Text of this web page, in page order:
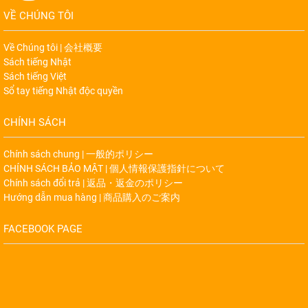
VỀ CHÚNG TÔI
Về Chúng tôi | 会社概要
Sách tiếng Nhật
Sách tiếng Việt
Sổ tay tiếng Nhật độc quyền
CHÍNH SÁCH
Chính sách chung | 一般的ポリシー
CHÍNH SÁCH BẢO MẬT | 個人情報保護指針について
Chính sách đổi trả | 返品・返金のポリシー
Hướng dẫn mua hàng | 商品購入のご案内
FACEBOOK PAGE